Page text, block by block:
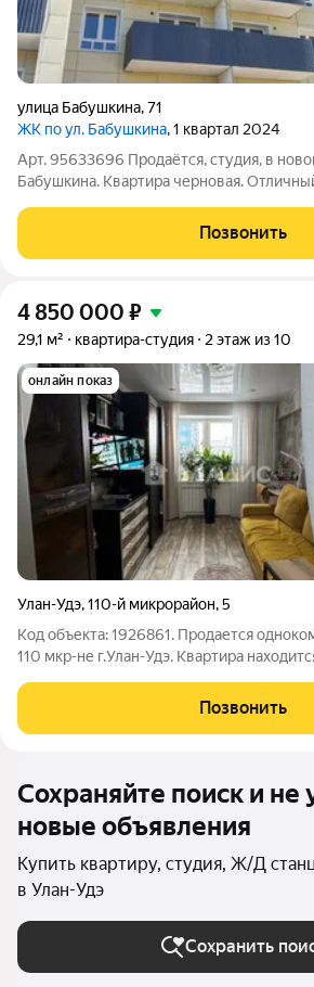
улица Бабушкина,71
ЖК по ул. Бабушкина, 1 квартал 2024
Арт. 95633696 Продаётся, студия, в
Бабушкина. Квартира черновая.
детский сад, школа 35, городская
общественного
Позвонить
4 850 000 ₽
29,1 м² квартира-студия 2 этаж из 10
онлайн показ
Улан-Удэ,110-й микрорайон,5
Код объекта: 1926861. Продается
110 мкр-не г.Улан-Удэ. Квартира
кв.м. В квартире выполнен
ремонт. При продаже остается
Позвонить
Сохраняйте поиск и не
новые объявления
Купить квартиру, студия, Ж/Д
в Улан-Удэ
Сохранить